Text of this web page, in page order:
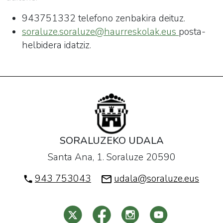
943751332 telefono zenbakira deituz.
soraluze.soraluze@haurreskolak.eus posta-
helbidera idatziz.
SORALUZEKO UDALA
Santa Ana, 1. Soraluze 20590
943 753043
udala@soraluze.eus